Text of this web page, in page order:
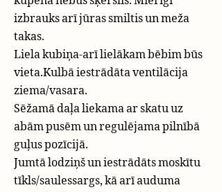
izbrauks arī jūras smiltis un meža
takas.
Liela kubiņa-arī lielākam bēbim būs
vieta.Kulbā iestrādāta ventilācija
ziema/vasara.
Sēžamā daļa liekama ar skatu uz
abām pusēm un regulējama pilnībā
guļus pozīcijā.
Jumtā lodziņš un iestrādāts moskītu
tīkls/saulessargs, kā arī auduma